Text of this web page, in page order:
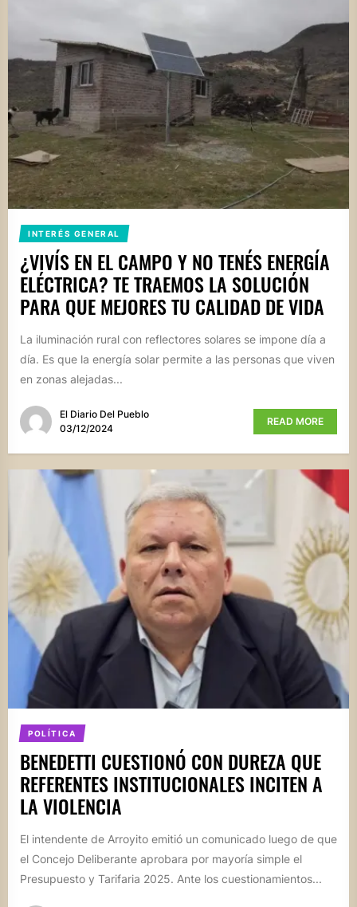
INTERÉS GENERAL
¿VIVÍS EN EL CAMPO Y NO TENÉS ENERGÍA
ELÉCTRICA? TE TRAEMOS LA SOLUCIÓN
PARA QUE MEJORES TU CALIDAD DE VIDA
La iluminación rural con reflectores solares se impone día a
día. Es que la energía solar permite a las personas que viven
en zonas alejadas...
El Diario Del Pueblo
03/12/2024
READ MORE
POLÍTICA
BENEDETTI CUESTIONÓ CON DUREZA QUE
REFERENTES INSTITUCIONALES INCITEN A
LA VIOLENCIA
El intendente de Arroyito emitió un comunicado luego de que
el Concejo Deliberante aprobara por mayoría simple el
Presupuesto y Tarifaria 2025. Ante los cuestionamientos...